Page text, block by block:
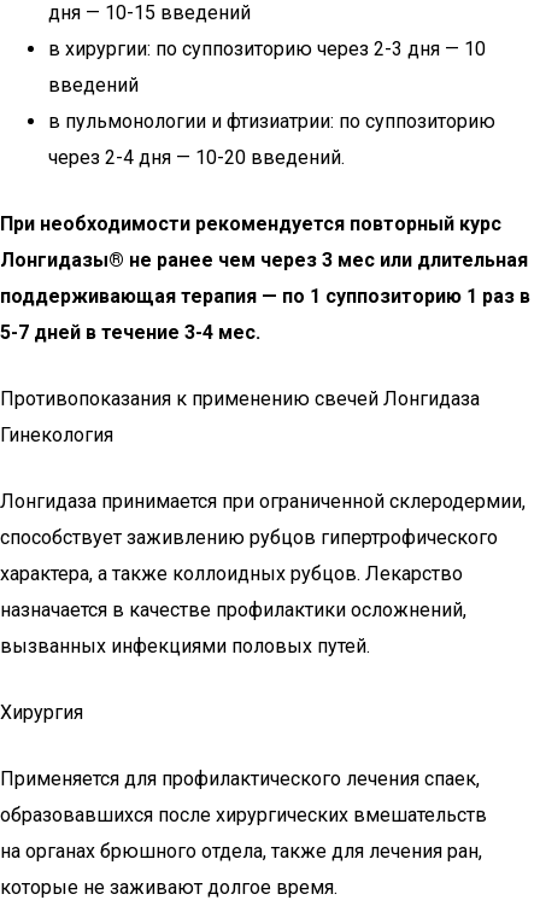
дня — 10-15 введений
в хирургии: по суппозиторию через 2-3 дня — 10
введений
в пульмонологии и фтизиатрии: по суппозиторию
через 2-4 дня — 10-20 введений.
При необходимости рекомендуется повторный курс
Лонгидазы® не ранее чем через 3 мес или длительная
поддерживающая терапия — по 1 суппозиторию 1 раз в
5-7 дней в течение 3-4 мес.
Противопоказания к применению свечей Лонгидаза
Гинекология
Лонгидаза принимается при ограниченной склеродермии,
способствует заживлению рубцов гипертрофического
характера, а также коллоидных рубцов. Лекарство
назначается в качестве профилактики осложнений,
вызванных инфекциями половых путей.
Хирургия
Применяется для профилактического лечения спаек,
образовавшихся после хирургических вмешательств
на органах брюшного отдела, также для лечения ран,
которые не заживают долгое время.